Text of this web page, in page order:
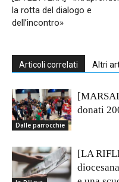
la rotta del dialogo e
dell’incontro»
Articoli correlati Altri
Dalle parrocchie
donati
[LA